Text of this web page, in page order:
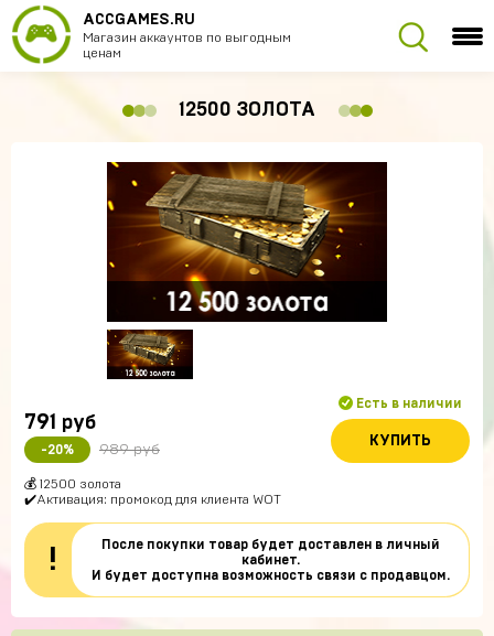
ACCGAMES.RU
Магазин аккаунтов по выгодным
ценам
12500 ЗОЛОТА
791 руб
-20% 989 руб
Есть в наличии
КУПИТЬ
💰 12500 золота
✔️Активация: промокод для клиента WOT
!
После покупки товар будет доставлен в личный
кабинет.
И будет доступна возможность связи с продавцом.